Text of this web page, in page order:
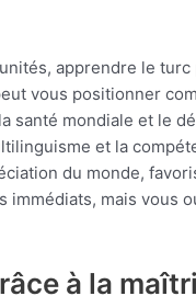
apprendre le
vous positionner
santé mondiale et le
et la
du monde,
mais vous
à la